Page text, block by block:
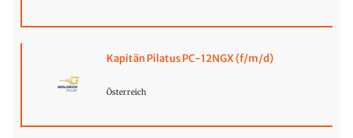
Kapitän Pilatus PC-12NGX (f/m/d)
Österreich